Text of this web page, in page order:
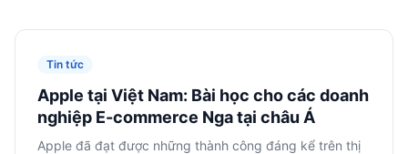
Tin tức
Apple tại Việt Nam: Bài học cho các doanh
nghiệp E-commerce Nga tại châu Á
Apple đã đạt được những thành công đáng kể trên thị